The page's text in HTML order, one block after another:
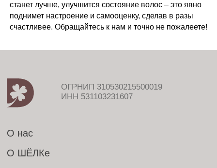
станет лучше, улучшится состояние волос – это явно
поднимет настроение и самооценку, сделав в разы
счастливее. Обращайтесь к нам и точно не пожалеете!
hello@smartcollagen.ru
общеобразовательной. Перед употреблением рекомендуем
проконсультироваться с врачом.